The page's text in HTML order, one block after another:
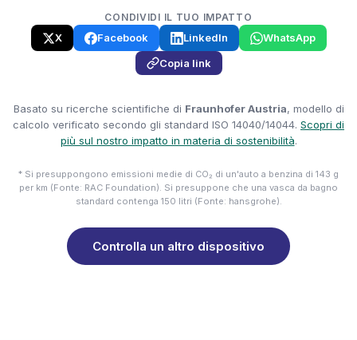
CONDIVIDI IL TUO IMPATTO
X Facebook LinkedIn
WhatsApp
Copia link
Basato su ricerche scientifiche di Fraunhofer Austria, modello di
calcolo verificato secondo gli standard ISO 14040/14044. Scopri di
più sul nostro impatto in materia di sostenibilità.
* Si presuppongono emissioni medie di CO₂ di un'auto a benzina di 143 g
per km (Fonte: RAC Foundation). Si presuppone che una vasca da bagno
standard contenga 150 litri (Fonte: hansgrohe).
Controlla un altro dispositivo